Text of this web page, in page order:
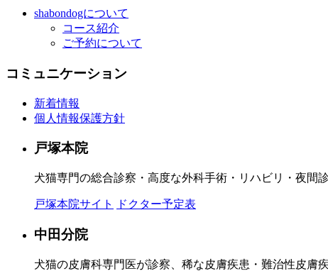
shabondogについて
コース紹介
ご予約について
コミュニケーション
新着情報
個人情報保護方針
戸塚本院
犬猫専門の総合診察・高度な外科手術・リハビリ・夜間
戸塚本院サイト ドクター予定表
中田分院
犬猫の皮膚科専門医が診察、稀な皮膚疾患・難治性皮膚